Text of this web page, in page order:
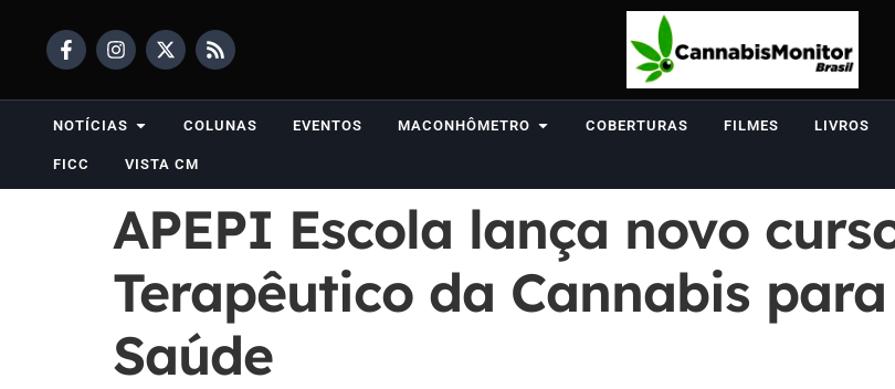
NOTÍCIAS COLUNAS EVENTOS MACONHÔMETRO COBERTURAS FILMES LIVROS
FICC VISTA CM
APEPI Escola lança novo
Terapêutico da Cannabis
Saúde